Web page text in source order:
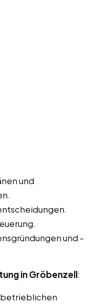
und
und -
in Gröbenzell:
betrieblichen